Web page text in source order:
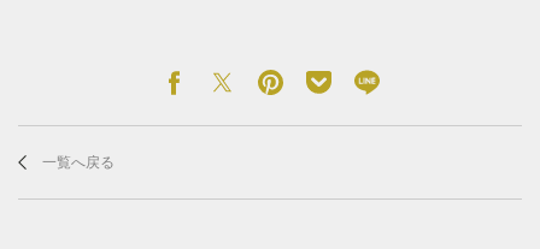
一覧へ戻る